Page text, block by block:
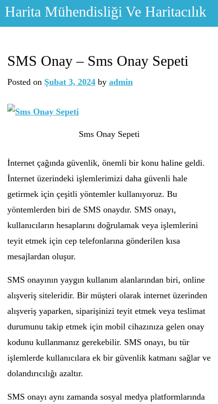
Skip
Harita Mühendisliği Ve Haritacılık
SMS Onay – Sms Onay Sepeti
Posted on Şubat 3, 2024 by admin
Sms Onay Sepeti
İnternet çağında güvenlik, önemli bir konu haline geldi.
İnternet üzerindeki işlemlerimizi daha güvenli hale
getirmek için çeşitli yöntemler kullanıyoruz. Bu
yöntemlerden biri de SMS onaydır. SMS onayı,
kullanıcıların hesaplarını doğrulamak veya işlemlerini
teyit etmek için cep telefonlarına gönderilen kısa
mesajlardan oluşur.
SMS onayının yaygın kullanım alanlarından biri, online
alışveriş siteleridir. Bir müşteri olarak internet üzerinden
alışveriş yaparken, siparişinizi teyit etmek veya teslimat
durumunu takip etmek için mobil cihazınıza gelen onay
kodunu kullanmanız gerekebilir. SMS onayı, bu tür
işlemlerde kullanıcılara ek bir güvenlik katmanı sağlar ve
dolandırıcılığı azaltır.
SMS onayı aynı zamanda sosyal medya platformlarında